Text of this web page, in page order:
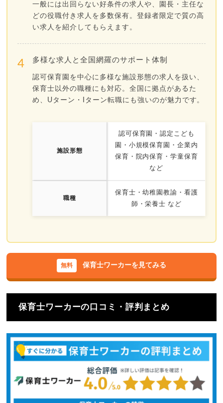
一般には出回らない好条件の求人や、園長・主任な
どの役職付き求人を多数保有。登録者限定で質の高
い求人を紹介してもらえます。
4 多様な求人と全国網羅のサポート体制
認可保育園を中心に多様な施設形態の求人を扱い、
保育士以外の職種にも対応。全国に拠点があるた
め、Uターン・Iターン転職にも強いのが魅力です。
施設形態
認可保育園・認定こども
園・小規模保育園・企業内
保育・院内保育・学童保育
など
職種
保育士・幼稚園教諭・看護
師・栄養士 など
保育士ワーカーを見てみる
保育士ワーカーの口コミ・評判まとめ